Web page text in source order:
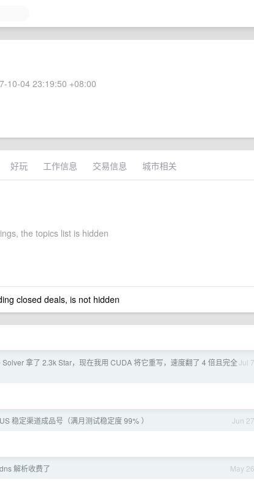
10-04 23:19:50 +08:00
好玩 工作信息 交易信息 城市相关
the topics list is hidden
closed deals, is not hidden
Jul 7
Solver 拿了 2.3k Star，现在我用 CUDA 将它重写，速度翻了 4 倍且完全
Jun 27
稳定渠道成品号（满月测试稳定度 99% ）
May 26
解析收费了